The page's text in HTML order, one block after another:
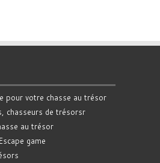
pour votre chasse au trésor
chasseurs de trésorsr
au trésor
game